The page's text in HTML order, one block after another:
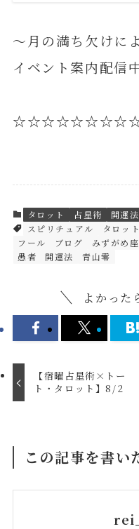
～月の満ち欠けに
イベント案内配信
タロット 占星術
開運法
スピリチュアル
タロット
フール
ブログ みずがめ座
愚者
開運法 青山零
よかった
【宿曜占星術×トー
ト・タロット】8/2
この記事を書い